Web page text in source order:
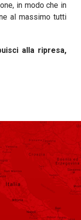
in modo che in
al massimo tutti
alla ripresa,